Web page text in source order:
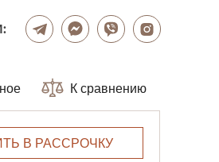
К сравнению
В РАССРОЧКУ